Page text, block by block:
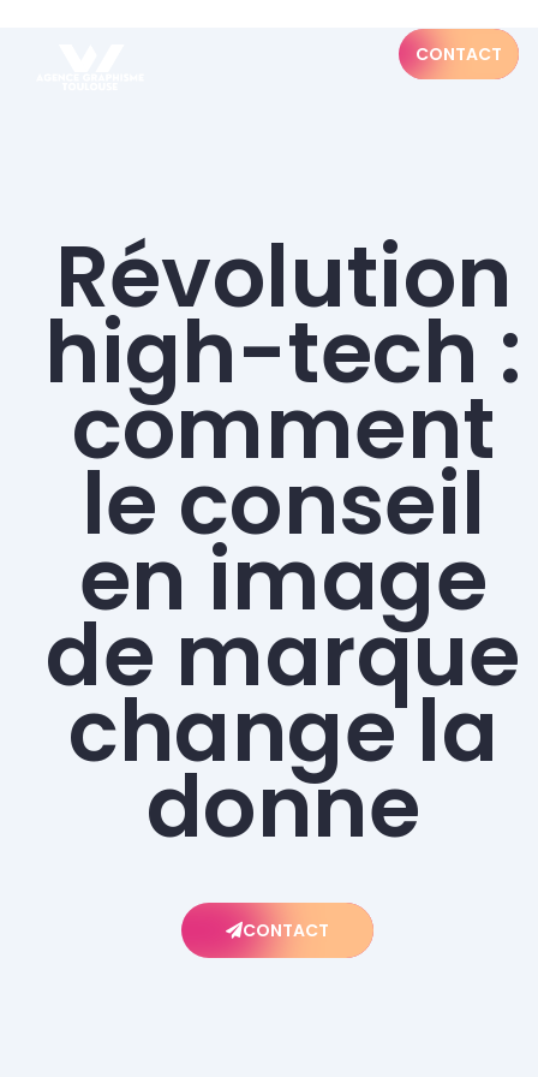
CONTACT
Révolution
high-tech :
comment
le conseil
en image
de marque
change la
donne
CONTACT